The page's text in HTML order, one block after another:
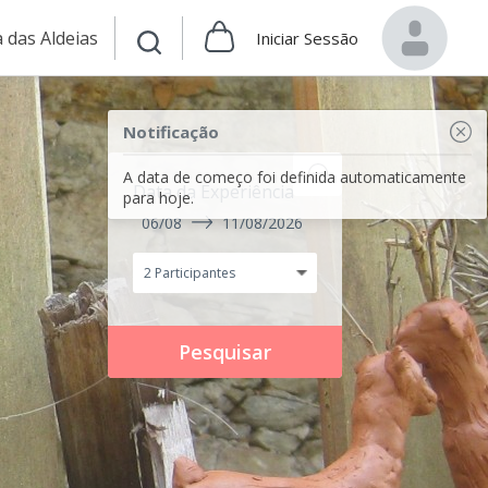
das Aldeias Iniciar Sessão
Notificação
A data de começo foi definida automaticamente
para hoje.
Data da Experiência
06/08 11/08/2026